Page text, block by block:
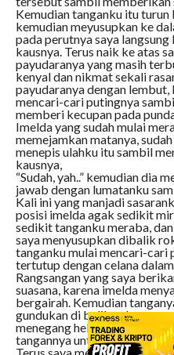
Kemudian tanganku itu
kemudian meyusupkan ke
pada perutnya saya
kausnya. Terus naik ke atas
payudaranya yang masih
kenyal dan nikmat sekali
payudaranya dengan lembut,
mencari-cari putingnya
memberi kecupan pada
Imelda yang sudah mulai
memejamkan matanya,
menepis ulahku itu sambil
kausnya,
“Sudah, yah..” kemudian dia
jawab dengan lumatanku
Kali ini yang manjadi
posisi imelda agak sedikit
sedikit tanganku meraba,
saya menyusupkan dibalik
tanganku mulai mencari-cari
tertutup dengan celana
Rangsangan yang saya
suasana, karena imelda
bergairah. Kemudian
gundukan di balik celana
menegang hebat, yang
tangannya untuk